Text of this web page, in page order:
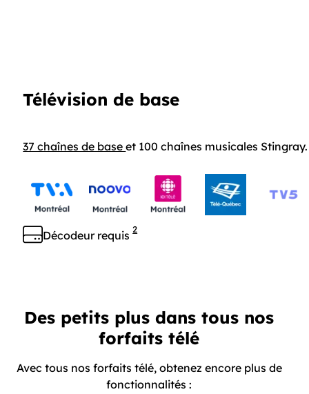
Télévision de base
37 chaînes de baseet 100 chaînes musicales Stingray.
Décodeur requis 2
Des petits plus dans tous nos
forfaits télé
Avec tous nos forfaits télé, obtenez encore plus de
fonctionnalités :